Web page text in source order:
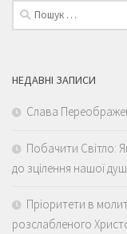
Пошук:
НЕДАВНІ ЗАПИСИ
Слава
Побачити Світло:
до зцілення нашої
Пріоритети в
розслабленого